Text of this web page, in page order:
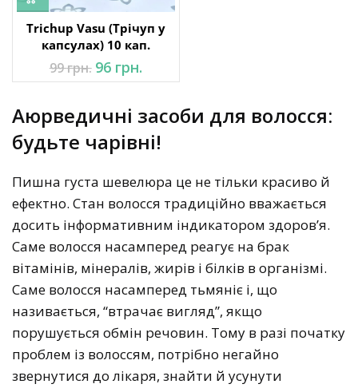
Trichup Vasu (Трічуп у
капсулах) 10 кап.
99грн. Оригінальна
ціна: 99 грн..
96 грн.
ціна:
Аюрведичні засоби для волосся:
будьте чарівні!
Пишна густа шевелюра це не тільки красиво й
ефектно. Стан волосся традиційно вважається
досить інформативним індикатором здоров’я.
Саме волосся насамперед реагує на брак
вітамінів, мінералів, жирів і білків в організмі.
Саме волосся насамперед тьмяніє і, що
називається, “втрачає вигляд”, якщо
порушується обмін речовин. Тому в разі початку
проблем із волоссям, потрібно негайно
звернутися до лікаря, знайти й усунути